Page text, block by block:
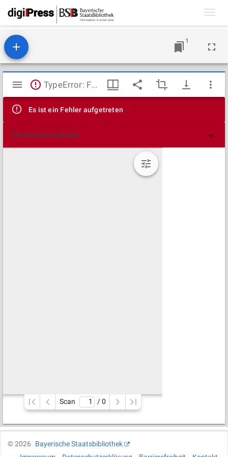
1
Mirador
Viewer
TypeError: Failed to fetch
Es ist ein Fehler aufgetreten
Technische Details
Scan / 0
©2026
Bayerische Staatsbibliothek